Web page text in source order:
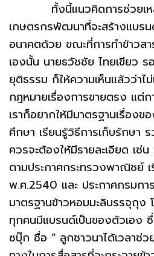
ทั้งนี้แนวคิดการช่วยเหลื
เกษตรกรพัฒนาที่จะสร้างแบร
อนาคตด้วย ขณะที่การทำข้าวส
เองนั้น นายธวัชชัย ไทยเขียว
ยุติธรรม ก็ให้ความเห็นแล้วว่าไ
กฎหมายเรื่องการขายตรง แต่
เราก็อยากให้มีมาตรฐานเรื่อง
ศึกษา เรียนรู้วิธีการเก็บรักษา
ควรจะต้องให้มีรายละเอียด เ
ตามประกาศกระทรวงพาณิชย์
พ.ศ.2540 และ ประกาศกรมกา
มาตรฐานข้าวหอมมะลิบรรจุถุง
ทุกคนมีแบรนด์เป็นของตัวเอง
ซบุ๊ก ชื่อ “ ลูกชาวนาได้เวลาช่